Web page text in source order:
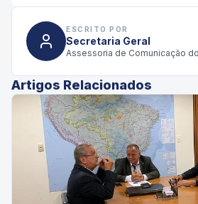
ESCRITO POR
Secretaria Geral
Assessoria de Comunicação
Artigos Relacionados